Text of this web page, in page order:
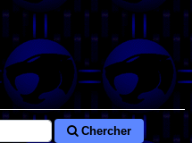
Chercher